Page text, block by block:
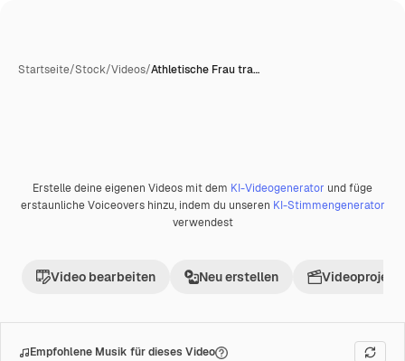
Startseite/Stock/Videos/Athletische Frau tra…
Premium
Erstelle deine eigenen Videos mit dem KI-Videogenerator und füge
erstaunliche Voiceovers hinzu, indem du unseren KI-Stimmengenerator
verwendest
Video bearbeiten Neu erstellen Videoprojekt
Empfohlene Musik für dieses Video